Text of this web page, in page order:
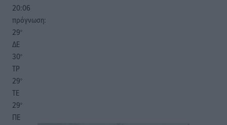
20:06
πρόγνωση:
29°
ΔΕ
30°
ΤΡ
29°
ΤΕ
29°
ΠΕ